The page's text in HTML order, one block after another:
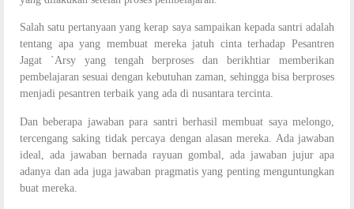
Salah satu pertanyaan yang kerap saya sampaikan kepada santri adalah
tentang apa yang membuat mereka jatuh cinta terhadap Pesantren
Jagat `Arsy yang tengah berproses dan berikhtiar memberikan
pembelajaran sesuai dengan kebutuhan zaman, sehingga bisa berproses
menjadi pesantren terbaik yang ada di nusantara tercinta.
Dan beberapa jawaban para santri berhasil membuat saya melongo,
tercengang saking tidak percaya dengan alasan mereka. Ada jawaban
ideal, ada jawaban bernada rayuan gombal, ada jawaban jujur apa
adanya dan ada juga jawaban pragmatis yang penting menguntungkan
buat mereka.